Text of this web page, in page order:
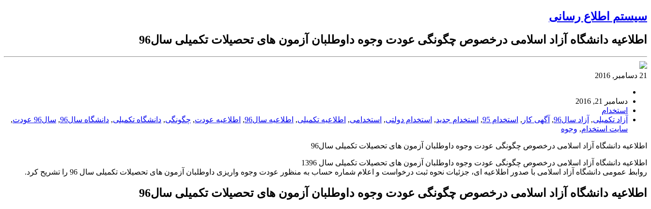
سیستم اطلاع رسانی
اطلاعیه دانشگاه آزاد اسلامی درخصوص چگونگی عودت وجوه داوطلبان آزمون های تحصیلات تکمیلی سال96
21 دسامبر, 2016
دسامبر 21, 2016
استخدام
آزاد تکمیلی, آزاد سال96 , آگهی کار , استخدام 95 , استخدام جدید, استخدام دولتی, استخدامی, اطلاعیه تکمیلی, اطلاعیه سال96 , اطلاعیه عودت, چگونگی, دانشگاه تکمیلی, دانشگاه سال96 , سال96 عودت
,
سایت استخدام, وجوه
اطلاعیه دانشگاه آزاد اسلامی درخصوص چگونگی عودت وجوه داوطلبان آزمون های تحصیلات تکمیلی سال96
اطلاعیه دانشگاه آزاد اسلامی درخصوص چگونگی عودت وجوه داوطلبان آزمون های تحصیلات تکمیلی سال 1396
روابط عمومی دانشگاه آزاد اسلامی با صدور اطلاعیه ای، جزئیات نحوه ثبت درخواست و اعلام شماره حساب به منظور عودت وجوه واریزی داوطلبان آزمون های تحصیلات تکمیلی سال 96 را تشریح کرد.
اطلاعیه دانشگاه آزاد اسلامی درخصوص چگونگی عودت وجوه داوطلبان آزمون های تحصیلات تکمیلی سال96